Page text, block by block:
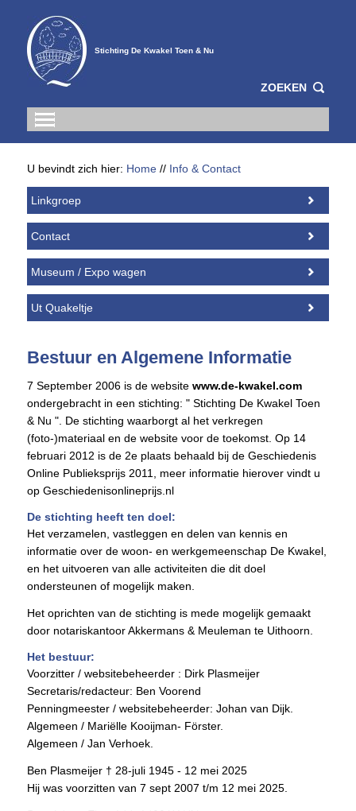
Stichting De Kwakel Toen & Nu
ZOEKEN
U bevindt zich hier: Home// Info & Contact
Linkgroep
Contact
Museum / Expo wagen
Ut Quakeltje
Bestuur en Algemene Informatie
7 September 2006 is de website www.de-kwakel.com
ondergebracht in een stichting: " Stichting De Kwakel Toen
& Nu ". De stichting waarborgt al het verkregen
(foto-)materiaal en de website voor de toekomst. Op 14
februari 2012 is de 2e plaats behaald bij de Geschiedenis
Online Publieksprijs 2011, meer informatie hierover vindt u
op Geschiedenisonlineprijs.nl
De stichting heeft ten doel:
Het verzamelen, vastleggen en delen van kennis en
informatie over de woon- en werkgemeenschap De Kwakel,
en het uitvoeren van alle activiteiten die dit doel
ondersteunen of mogelijk maken.
Het oprichten van de stichting is mede mogelijk gemaakt
door notariskantoor Akkermans & Meuleman te Uithoorn.
Het bestuur:
Voorzitter / websitebeheerder : Dirk Plasmeijer
Secretaris/redacteur: Ben Voorend
Penningmeester / websitebeheerder: Johan van Dijk.
Algemeen / Mariëlle Kooijman- Förster.
Algemeen / Jan Verhoek.
Ben Plasmeijer † 28-juli 1945 - 12 mei 2025
Hij was voorzitten van 7 sept 2007 t/m 12 mei 2025.